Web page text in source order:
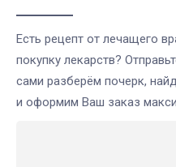
Есть рецепт от лечащего
покупку лекарств?
сами разберём почерк,
и оформим Ваш заказ